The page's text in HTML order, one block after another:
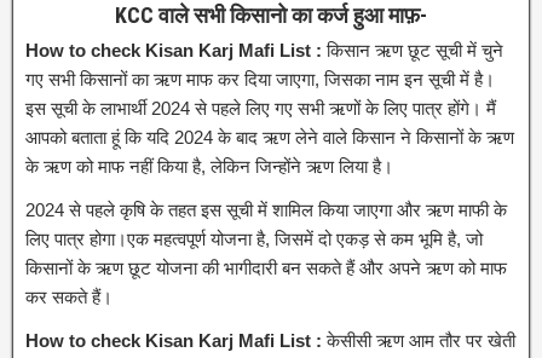
KCC वाले सभी किसानो का कर्ज हुआ माफ़-
How to check Kisan Karj Mafi List :किसान ऋण छूट सूची में चुने
गए सभी किसानों का ऋण माफ कर दिया जाएगा, जिसका नाम इन सूची में है।
इस सूची के लाभार्थी 2024 से पहले लिए गए सभी ऋणों के लिए पात्र होंगे। मैं
आपको बताता हूं कि यदि 2024 के बाद ऋण लेने वाले किसान ने किसानों के ऋण
के ऋण को माफ नहीं किया है, लेकिन जिन्होंने ऋण लिया है।
2024 से पहले कृषि के तहत इस सूची में शामिल किया जाएगा और ऋण माफी के
लिए पात्र होगा।एक महत्वपूर्ण योजना है, जिसमें दो एकड़ से कम भूमि है, जो
किसानों के ऋण छूट योजना की भागीदारी बन सकते हैं और अपने ऋण को माफ
कर सकते हैं।
How to check Kisan Karj Mafi List :केसीसी ऋण आम तौर पर खेती